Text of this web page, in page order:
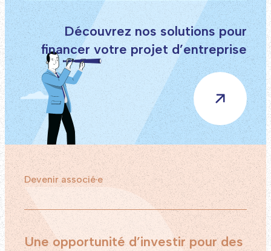
Découvrez nos solutions pour
financer votre projet d’entreprise
Devenir associé·e
Une opportunité d’investir pour des